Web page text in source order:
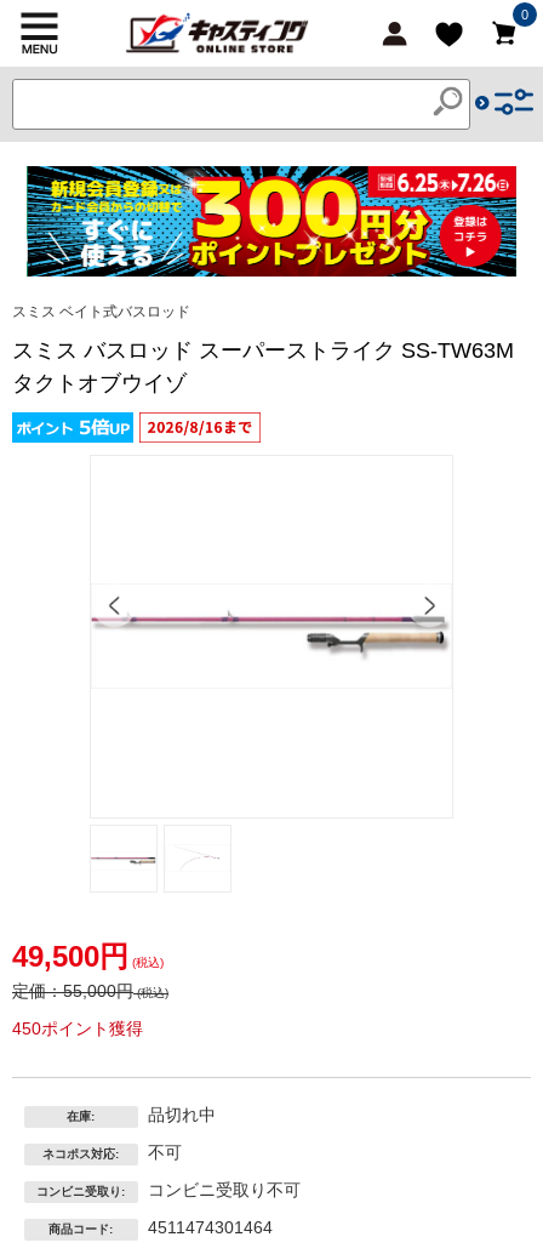
0
スミス ベイト式バスロッド
スミス バスロッド スーパーストライク SS-TW63M
タクトオブウイゾ
49,500円 (税込)
定価：55,000円(税込)
450ポイント獲得
在庫: 品切れ中
ネコポス対応: 不可
コンビニ受取り: コンビニ受取り不可
商品コード: 4511474301464